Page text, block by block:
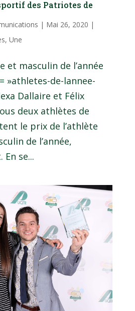
des Patriotes de
| Mai 26, 2020 |
, Une
et masculin de l’année
»athletes-de-lannee-
Dallaire et Félix
deux athlètes de
le prix de l’athlète
de l’année,
se...